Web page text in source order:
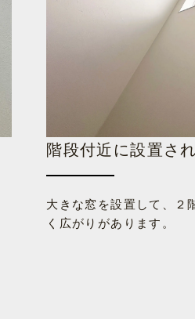
階段付近に設置さ
大きな窓を設置して、２
く広がりがあります。